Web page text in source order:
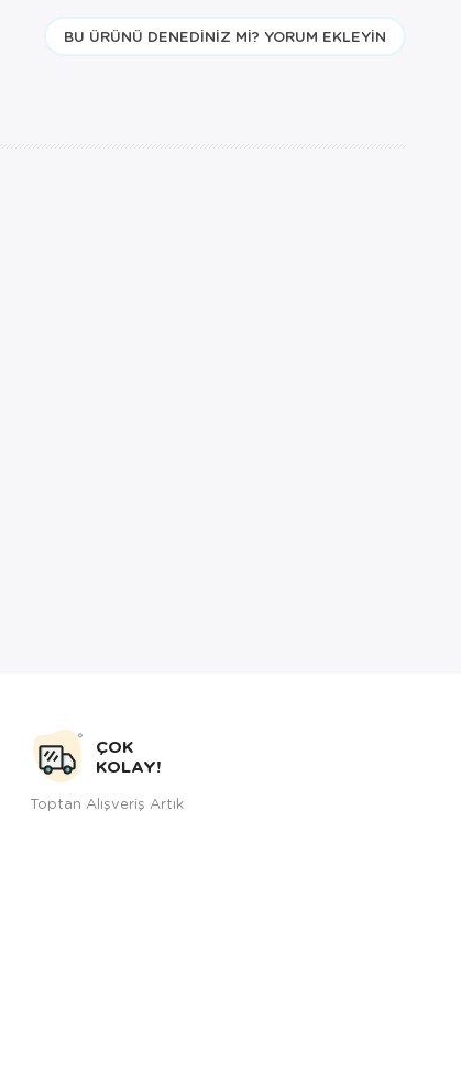
BU ÜRÜNÜ DENEDINIZ MI? YORUM EKLEYIN
ÇOK
KOLAY!
Toptan Alışveriş Artık